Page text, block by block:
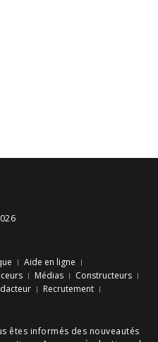
Aide en ligne
Médias
Constructeurs
Recrutement
êtes informés des nouveautés